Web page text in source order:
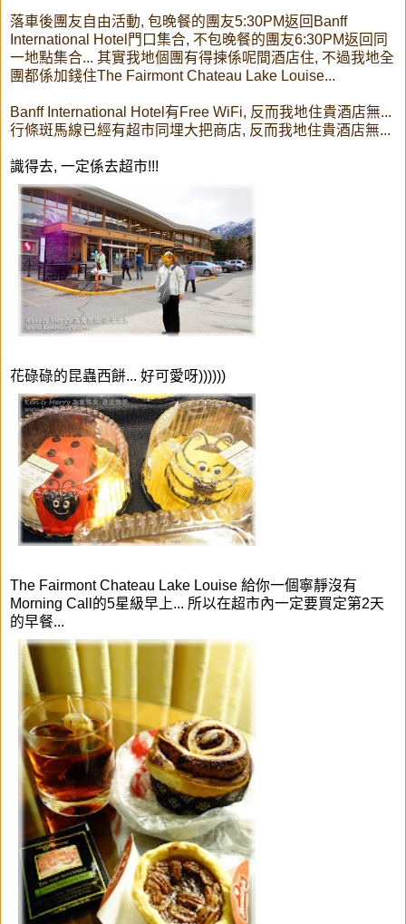
落車後團友自由活動, 包晚餐的團友5:30PM返回Banff
International Hotel門口集合, 不包晚餐的團友6:30PM返回同
一地點集合... 其實我地個團有得揀係呢間酒店住, 不過我地全
團都係加錢住The Fairmont Chateau Lake Louise...
Banff International Hotel有Free WiFi, 反而我地住貴酒店無...
行條斑馬線已經有超市同埋大把商店, 反而我地住貴酒店無...
識得去, 一定係去超市!!!
花碌碌的昆蟲西餅... 好可愛呀))))))
The Fairmont Chateau Lake Louise 給你一個 寧靜沒有
Morning Call的5星級早上... 所以在超市內一定要買定第2天
的早餐...